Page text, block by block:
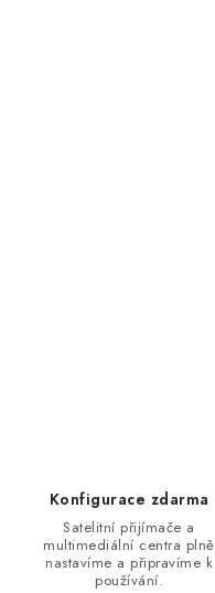
Konfigurace zdarma
Satelitní přijímače a
multimediální centra plně
nastavíme a připravíme k
používání.